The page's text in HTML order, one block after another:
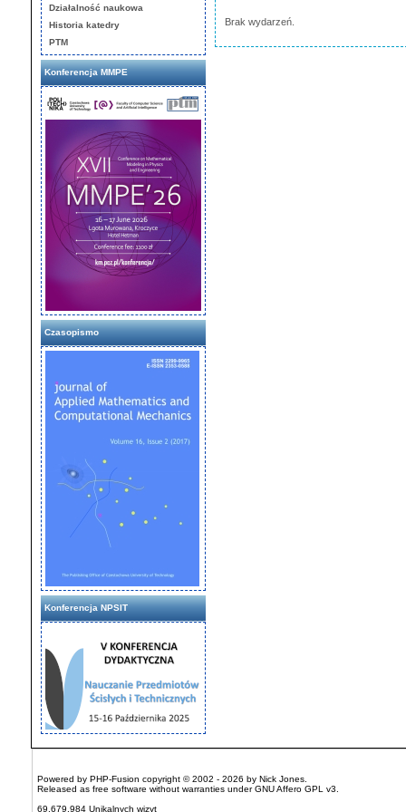
Działalność naukowa
Historia katedry
PTM
Konferencja MMPE
Czasopismo
Konferencja NPSIT
Brak wydarzeń.
Powered by PHP-Fusion copyright © 2002 - 2026 by Nick Jones.
Released as free software without warranties underGNU Affero GPL
v3.
69,679,984 Unikalnych wizyt